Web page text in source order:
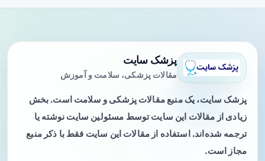
پزشک سایت
مقالات پزشکی، سلامت و آموزش
پزشک سایت، یک منبع مقالات پزشکی و سلامت است. بخش
زیادی از مقالات این سایت توسط مسئولین سایت نوشته یا
ترجمه شده‌اند. استفاده از مقالات این سایت فقط با ذکر منبع
مجاز است.